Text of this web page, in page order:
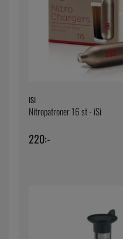
ISI
Nitropatroner 16 st - iSi
220:-